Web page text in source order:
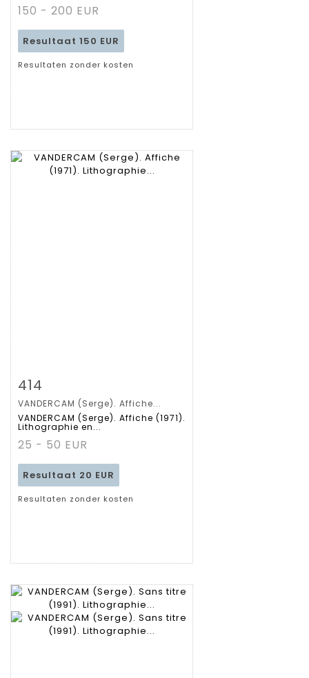
fiche
150 - 200 EUR
Resultaat 150 EUR
Resultaten zonder kosten
Gedetailleerde
fiche
414
VANDERCAM (Serge). Affiche...
VANDERCAM (Serge). Affiche (1971).
Lithographie en...
25 - 50 EUR
Resultaat 20 EUR
Resultaten zonder kosten